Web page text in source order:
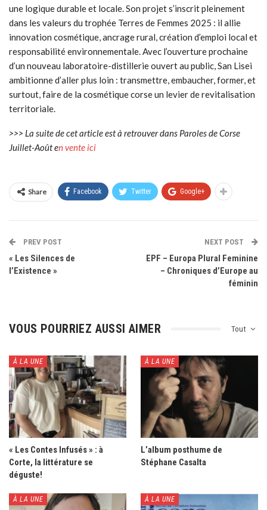
une logique durable et locale. Son projet s’inscrit pleinement
dans les valeurs du trophée Terres de Femmes 2025 : il allie
innovation cosmétique, ancrage rural, création d’emploi local et
responsabilité environnementale. Avec l’ouverture prochaine
d’un nouveau laboratoire-distillerie ouvert au public, San Lisei
ambitionne d’aller plus loin : transmettre, embaucher, former, et
surtout, faire de la cosmétique corse un levier de revitalisation
territoriale.
>>> La suite de cet article est à retrouver dans Paroles de Corse
Juillet-Août en vente ici
Share Facebook Twitter Google+
PREV POST
« Les Silences de
l’Existence »
NEXT POST
EPF – Europa Plural Feminine
– Chroniques d’Europe au
féminin
Tout
VOUS POURRIEZ AUSSI AIMER
À LA UNE
« Les Contes Infusés » : à
Corte, la littérature se
déguste!
À LA UNE
L’album posthume de
Stéphane Casalta
À LA UNE À LA UNE